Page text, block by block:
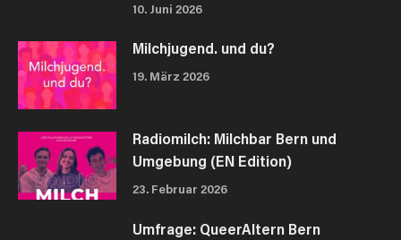
10. Juni 2026
Milchjugend. und du?
19. März 2026
Radiomilch: Milchbar Bern und
Umgebung (EN Edition)
23. Februar 2026
Umfrage: QueerAltern Bern